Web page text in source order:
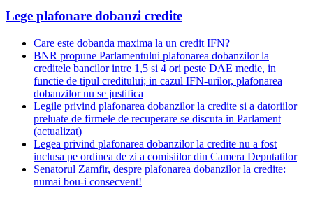
Lege plafonare dobanzi credite
Care este dobanda maxima la un credit IFN?
BNR propune Parlamentului plafonarea dobanzilor la
creditele bancilor intre 1,5 si 4 ori peste DAE medie, in
functie de tipul creditului; in cazul IFN-urilor, plafonarea
dobanzilor nu se justifica
Legile privind plafonarea dobanzilor la credite si a datoriilor
preluate de firmele de recuperare se discuta in Parlament
(actualizat)
Legea privind plafonarea dobanzilor la credite nu a fost
inclusa pe ordinea de zi a comisiilor din Camera Deputatilor
Senatorul Zamfir, despre plafonarea dobanzilor la credite:
numai bou-i consecvent!